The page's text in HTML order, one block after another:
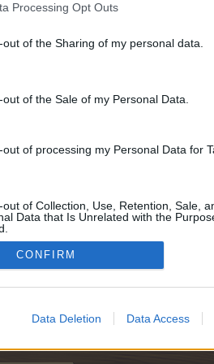
Processing Opt Outs
out of the Sharing of my personal data.
of the Sale of my Personal Data.
of processing my Personal Data for
of Collection, Use, Retention, Sale,
Data that Is Unrelated with the
CONFIRM
Data Deletion Data Access